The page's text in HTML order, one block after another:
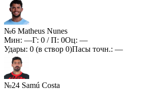
№6 Matheus Nunes
Мин: —Г: 0 / П: 0Оц: —
Удары: 0 (в створ 0)Пасы точн.: —
№24 Samú Costa